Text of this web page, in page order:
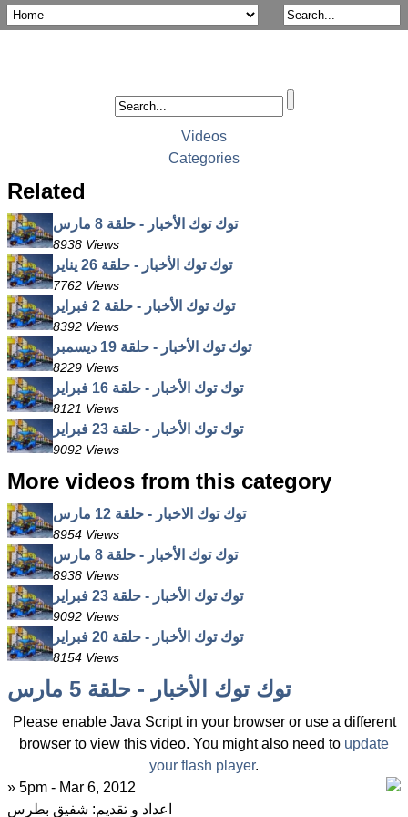
Videos
Categories
Related
توك توك الأخبار - حلقة 8 مارس
8938 Views
توك توك الأخبار - حلقة 26 يناير
7762 Views
توك توك الأخبار - حلقة 2 فبراير
8392 Views
توك توك الأخبار - حلقة 19 ديسمبر
8229 Views
توك توك الأخبار - حلقة 16 فبراير
8121 Views
توك توك الأخبار - حلقة 23 فبراير
9092 Views
More videos from this category
توك توك الاخبار - حلقة 12 مارس
8954 Views
توك توك الأخبار - حلقة 8 مارس
8938 Views
توك توك الأخبار - حلقة 23 فبراير
9092 Views
توك توك الأخبار - حلقة 20 فبراير
8154 Views
توك توك الأخبار - حلقة 5 مارس
Please enable Java Script in your browser or use a different
browser to view this video. You might also need to update
your flash player.
» 5pm - Mar 6, 2012
اعداد و تقديم: شفيق بطرس